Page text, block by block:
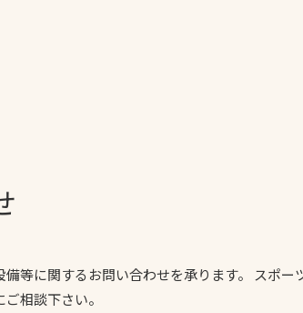
製品
き実施可能な人
等に関するお問い合わせを承ります。 スポ
相談下さい。